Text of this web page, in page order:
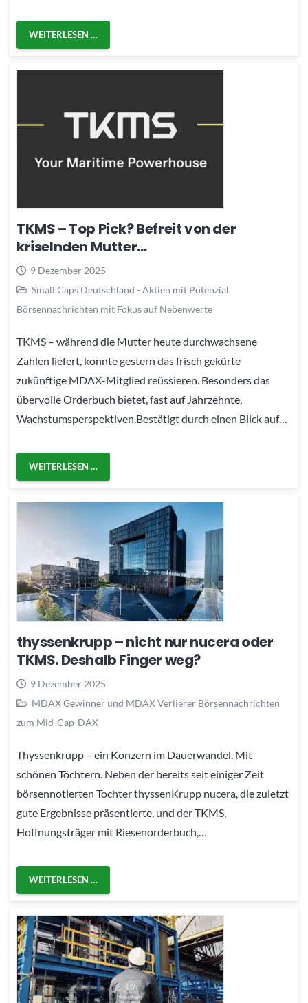
WEITERLESEN …
TKMS – Top Pick? Befreit von der
kriselnden Mutter…
9 Dezember 2025
Small Caps Deutschland - Aktien mit Potenzial
Börsennachrichten mit Fokus auf Nebenwerte
TKMS – während die Mutter heute durchwachsene
Zahlen liefert, konnte gestern das frisch gekürte
zukünftige MDAX-Mitglied reüssieren. Besonders das
übervolle Orderbuch bietet, fast auf Jahrzehnte,
Wachstumsperspektiven.Bestätigt durch einen Blick auf…
WEITERLESEN …
thyssenkrupp – nicht nur nucera oder
TKMS. Deshalb Finger weg?
9 Dezember 2025
MDAX Gewinner und MDAX Verlierer Börsennachrichten
zum Mid-Cap-DAX
Thyssenkrupp – ein Konzern im Dauerwandel. Mit
schönen Töchtern. Neben der bereits seit einiger Zeit
börsennotierten Tochter thyssenKrupp nucera, die zuletzt
gute Ergebnisse präsentierte, und der TKMS,
Hoffnungsträger mit Riesenorderbuch,…
WEITERLESEN …